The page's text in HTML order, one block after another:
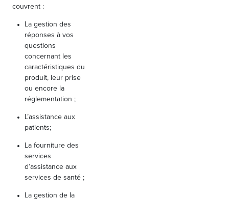
couvrent :
La gestion des
réponses à vos
questions
concernant les
caractéristiques du
produit, leur prise
ou encore la
réglementation ;
L’assistance aux
patients;
La fourniture des
services
d’assistance aux
services de santé ;
La gestion de la